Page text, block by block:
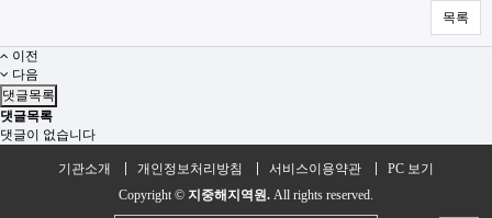
목록
이전
다음
댓글목록
댓글목록
댓글이 없습니다
기관소개 개인정보처리방침 서비스이용약관
PC 보기
Copyright © 지중해지역원. All rights reserved.